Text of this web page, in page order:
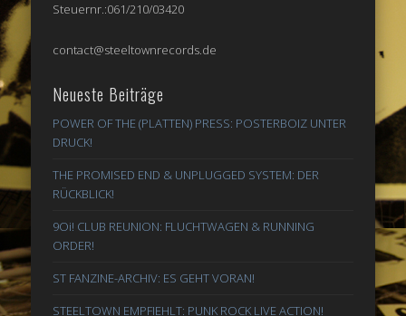
Steuernr.:061/210/03420
contact@steeltownrecords.de
Neueste Beiträge
POWER OF THE (PLATTEN) PRESS: POSTERBOIZ UNTER
DRUCK!
THE PROMISED END & UNPLUGGED SYSTEM: DER
RÜCKBLICK!
9Oi! CLUB REUNION: FLUCHTWAGEN & RUNNING
ORDER!
ST FANZINE-ARCHIV: ES GEHT VORAN!
STEELTOWN EMPFIEHLT: PUNK ROCK LIVE ACTION!